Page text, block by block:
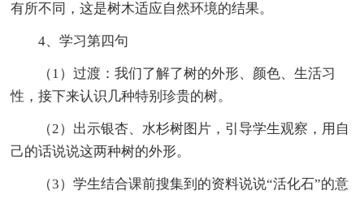
有所不同，这是树木适应自然环境的结果。
4、学习第四句
（1）过渡：我们了解了树的外形、颜色、生活习
性，接下来认识几种特别珍贵的树。
（2）出示银杏、水杉树图片，引导学生观察，用自
己的话说说这两种树的外形。
（3）学生结合课前搜集到的资料说说“活化石”的意